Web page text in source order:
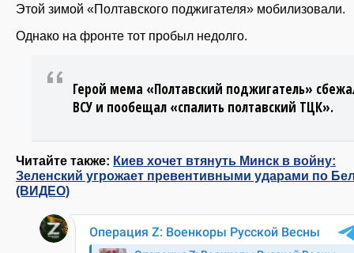
Этой зимой «Полтавского поджигателя» мобилизовали.
Однако на фронте тот пробыл недолго.
Герой мема «Полтавский поджигатель»
ВСУ и пообещал «спалить полтавский ТЦК».
Читайте также: Киев хочет втянуть Минск в войну:
Зеленский угрожает превентивными ударами по
(ВИДЕО)